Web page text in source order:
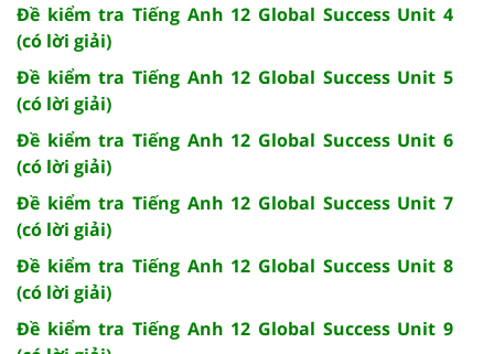
Đề kiểm tra Tiếng Anh 12 Global Success Unit 4
(có lời giải)
Đề kiểm tra Tiếng Anh 12 Global Success Unit 5
(có lời giải)
Đề kiểm tra Tiếng Anh 12 Global Success Unit 6
(có lời giải)
Đề kiểm tra Tiếng Anh 12 Global Success Unit 7
(có lời giải)
Đề kiểm tra Tiếng Anh 12 Global Success Unit 8
(có lời giải)
Đề kiểm tra Tiếng Anh 12 Global Success Unit 9